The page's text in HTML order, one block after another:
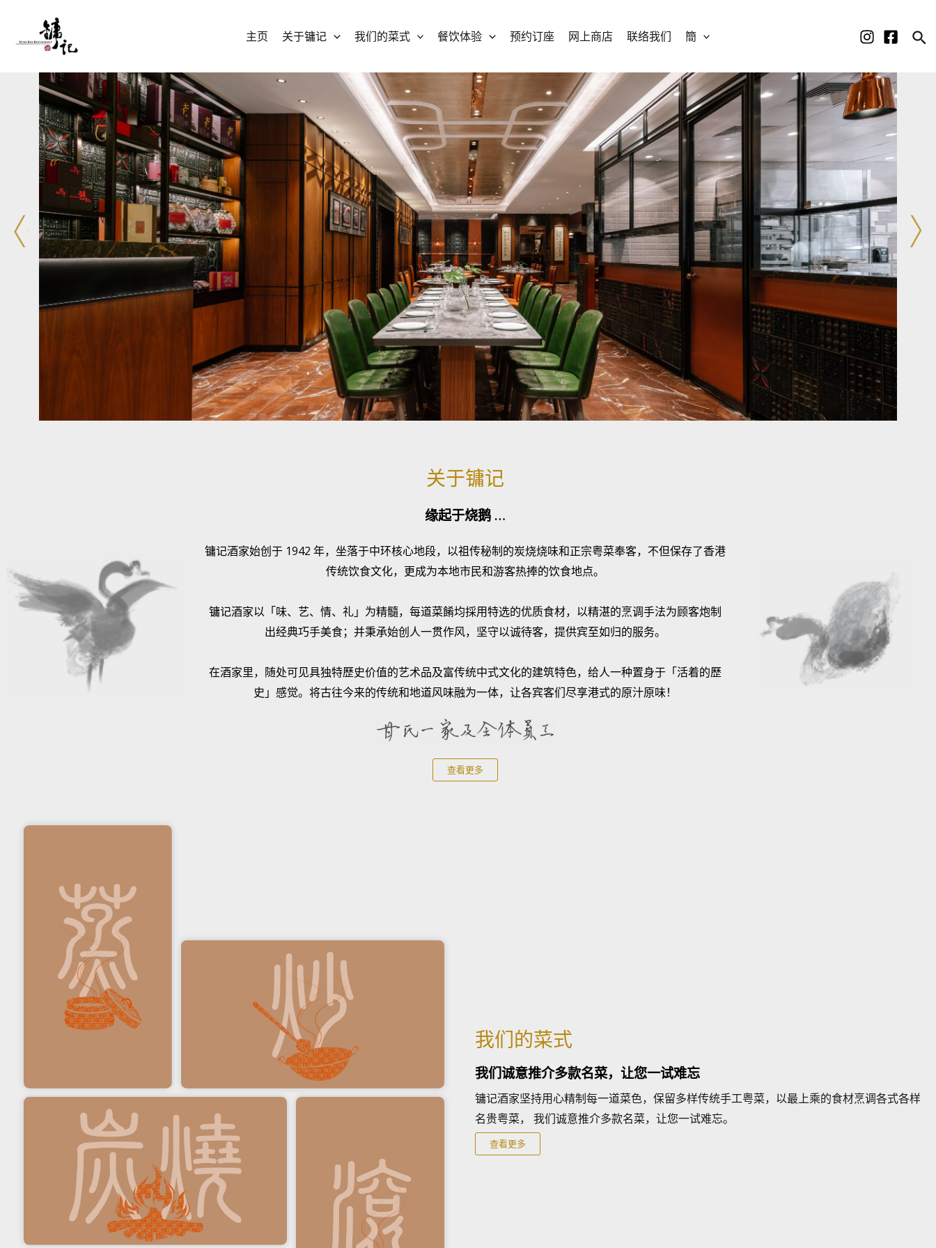
主页 关于镛记 我们的菜式 餐饮体验 预约订座 网上商店 联络我们 簡
关于镛记
缘起于烧鹅 …
镛记酒家始创于 1942 年，坐落于中环核心地段，以祖传秘制的炭烧烧味和正宗粤菜奉客，不但保存了香港
传统饮食文化，更成为本地市民和游客热捧的饮食地点。
镛记酒家以「味、艺、情、礼」为精髓，每道菜餚均採用特选的优质食材，以精湛的烹调手法为顾客炮制
出经典巧手美食；并秉承始创人一贯作风，坚守以诚待客，提供宾至如归的服务。
在酒家里，随处可见具独特歷史价值的艺术品及富传统中式文化的建筑特色，给人一种置身于「活着的歷
史」感觉。将古往今来的传统和地道风味融为一体，让各宾客们尽享港式的原汁原味！
查看更多
我们的菜式​
我们诚意推介多款名菜，让您一试难忘
镛记酒家坚持用心精制每一道菜色，保留多样传统手工粤菜，以最上乘的食材烹调各式各样
名贵粤菜， 我们诚意推介多款名菜，让您一试难忘。
查看更多